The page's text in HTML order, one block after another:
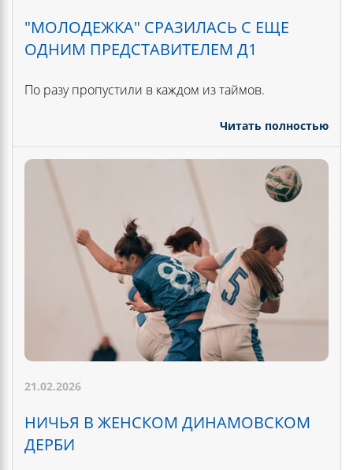
"МОЛОДЕЖКА" СРАЗИЛАСЬ С ЕЩЕ
ОДНИМ ПРЕДСТАВИТЕЛЕМ Д1
По разу пропустили в каждом из таймов.
Читать полностью
21.02.2026
НИЧЬЯ В ЖЕНСКОМ ДИНАМОВСКОМ
ДЕРБИ